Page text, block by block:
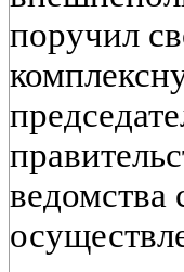
поручил
ведомства